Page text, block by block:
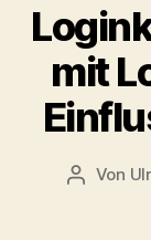
mit
Von